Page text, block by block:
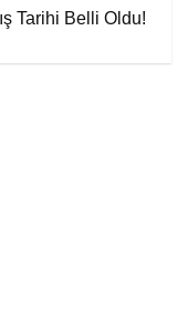
Tarihi Belli Oldu!